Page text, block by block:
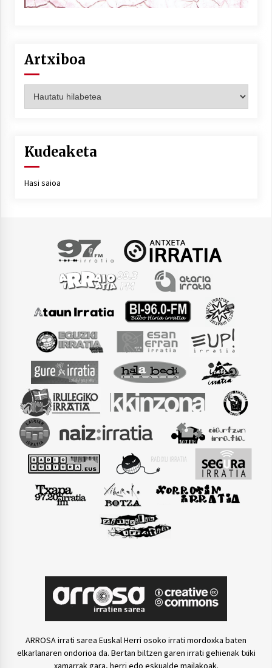
Artxiboa
Kudeaketa
Hasi saioa
ARROSA irrati sarea Euskal Herri osoko irrati mordoxka baten
elkarlanaren ondorioa da. Bertan biltzen garen irrati gehienak txiki
xamarrak gara, herri edo eskualde mailakoak.